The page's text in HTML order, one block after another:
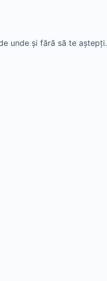
unde şi fără să te aştepţi.